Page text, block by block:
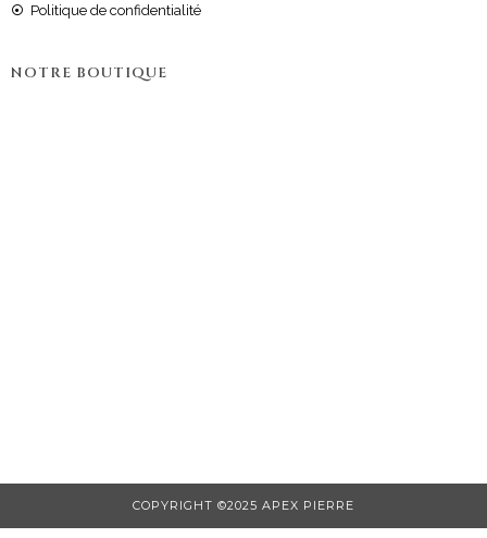
Politique de confidentialité
NOTRE BOUTIQUE
COPYRIGHT ©2025 APEX PIERRE